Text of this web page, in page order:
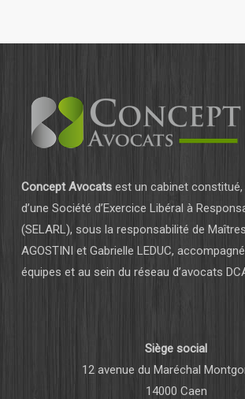
Concept Avocatsest un cabinet
d’une Société d’Exercice Libéral à
(SELARL), sous la responsabilité de
AGOSTINI et Gabrielle LEDUC,
équipes et au sein du réseau d’avocats
Siège social
12 avenue du Maréchal
14000 Caen